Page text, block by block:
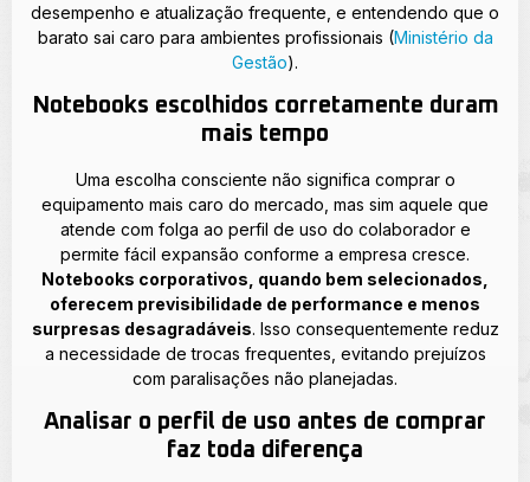
desempenho e atualização frequente, e entendendo que o
barato sai caro para ambientes profissionais (Ministério da
Gestão).
Notebooks escolhidos corretamente duram
mais tempo
Uma escolha consciente não significa comprar o
equipamento mais caro do mercado, mas sim aquele que
atende com folga ao perfil de uso do colaborador e
permite fácil expansão conforme a empresa cresce.
Notebooks corporativos, quando bem selecionados,
oferecem previsibilidade de performance e menos
surpresas desagradáveis. Isso consequentemente reduz
a necessidade de trocas frequentes, evitando prejuízos
com paralisações não planejadas.
Analisar o perfil de uso antes de comprar
faz toda diferença